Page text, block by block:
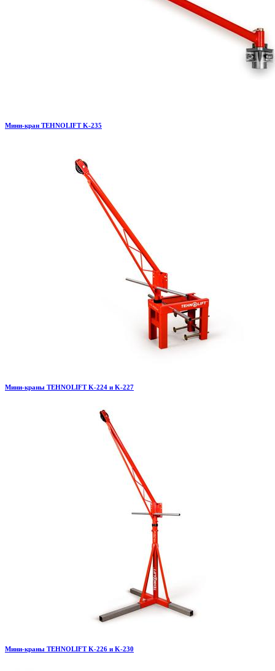
Мини-кран TEHNOLIFT K-235
Мини-краны TEHNOLIFT K-224 и K-227
Мини-краны TEHNOLIFT K-226 и K-230